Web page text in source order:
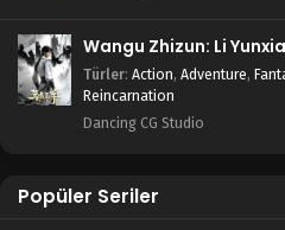
Wangu Zhizun: Li
Türler: Action, Adventure,
Reincarnation
Dancing CG Studio
Popüler Seriler